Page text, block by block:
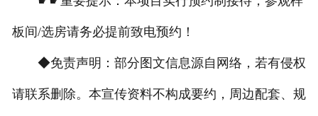
板间/选房请务必提前致电预约！
◆免责声明：部分图文信息源自网络，若有侵权
请联系删除。本宣传资料不构成要约，周边配套、规